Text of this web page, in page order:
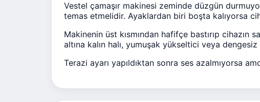
Vestel çamaşır makinesi zeminde düzgün
temas etmelidir. Ayaklardan biri boşta kalıyorsa
Makinenin üst kısmından hafifçe bastırıp cihazın
altına kalın halı, yumuşak yükseltici veya
Terazi ayarı yapıldıktan sonra ses azalmıyorsa